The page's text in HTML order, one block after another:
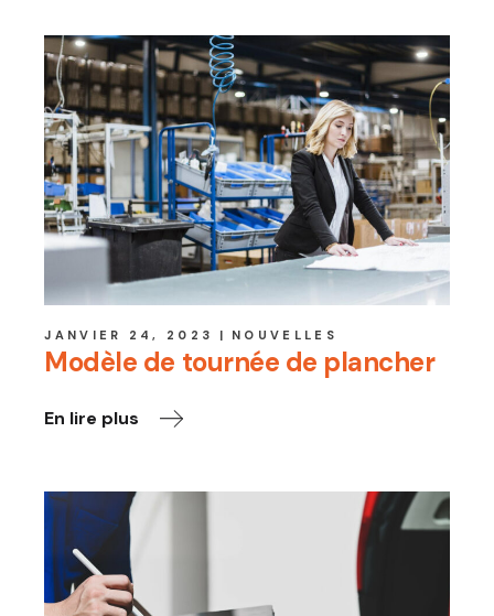
JANVIER 24, 2023 NOUVELLES
Modèle de tournée de plancher
En lire plus